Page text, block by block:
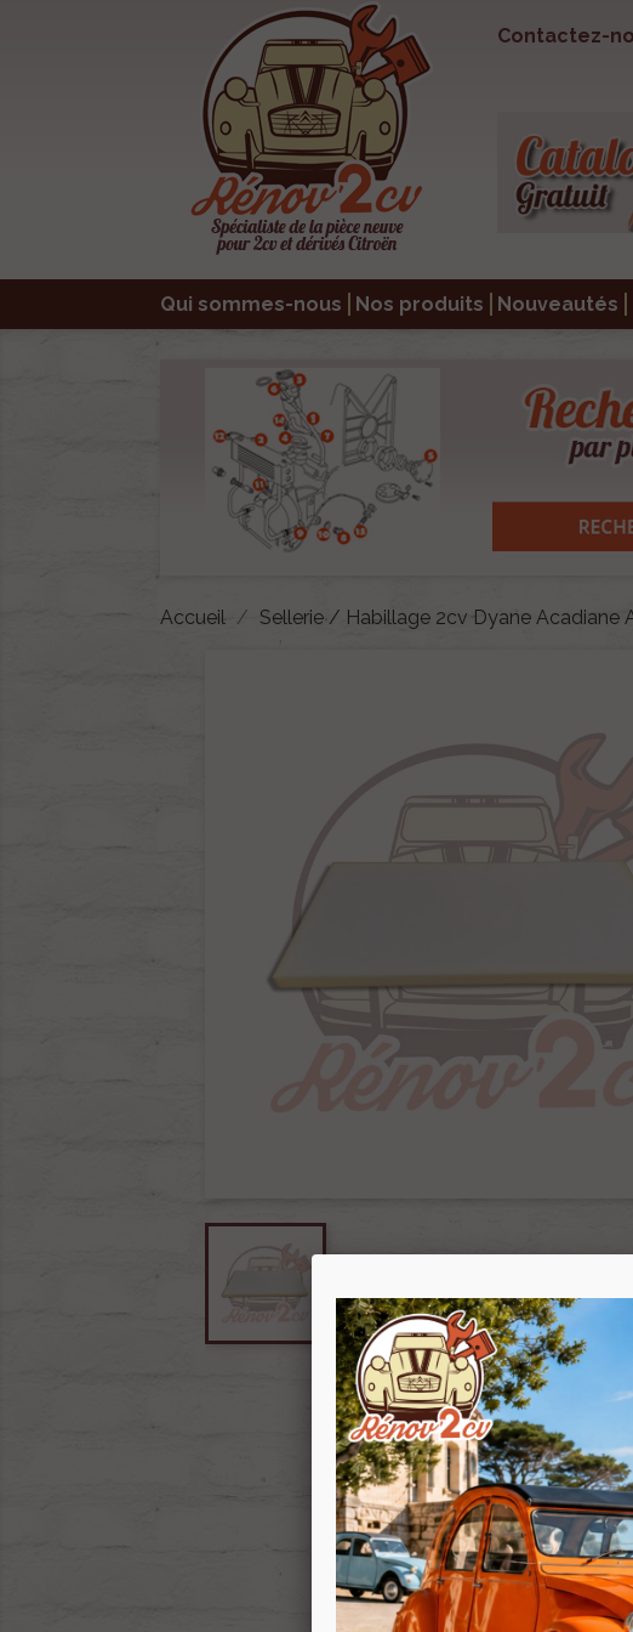
Contactez-
Qui sommes-nous Nos produits Nouveautés
Accueil Sellerie / Habillage 2cv Dyane Acadiane